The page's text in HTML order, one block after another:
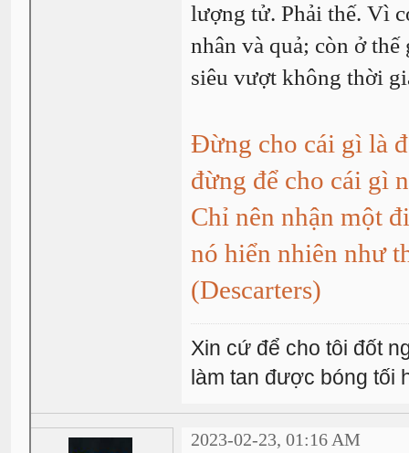
lượng tử. Phải thế. Vì
nhân và quả; còn ở
siêu vượt không thời
Đừng cho cái gì là
đừng để cho cái gì
Chỉ nên nhận một
nó hiển nhiên như
(Descarters)
Xin cứ để cho tôi đốt
làm tan được bóng tối
2023-02-23, 01:16 AM